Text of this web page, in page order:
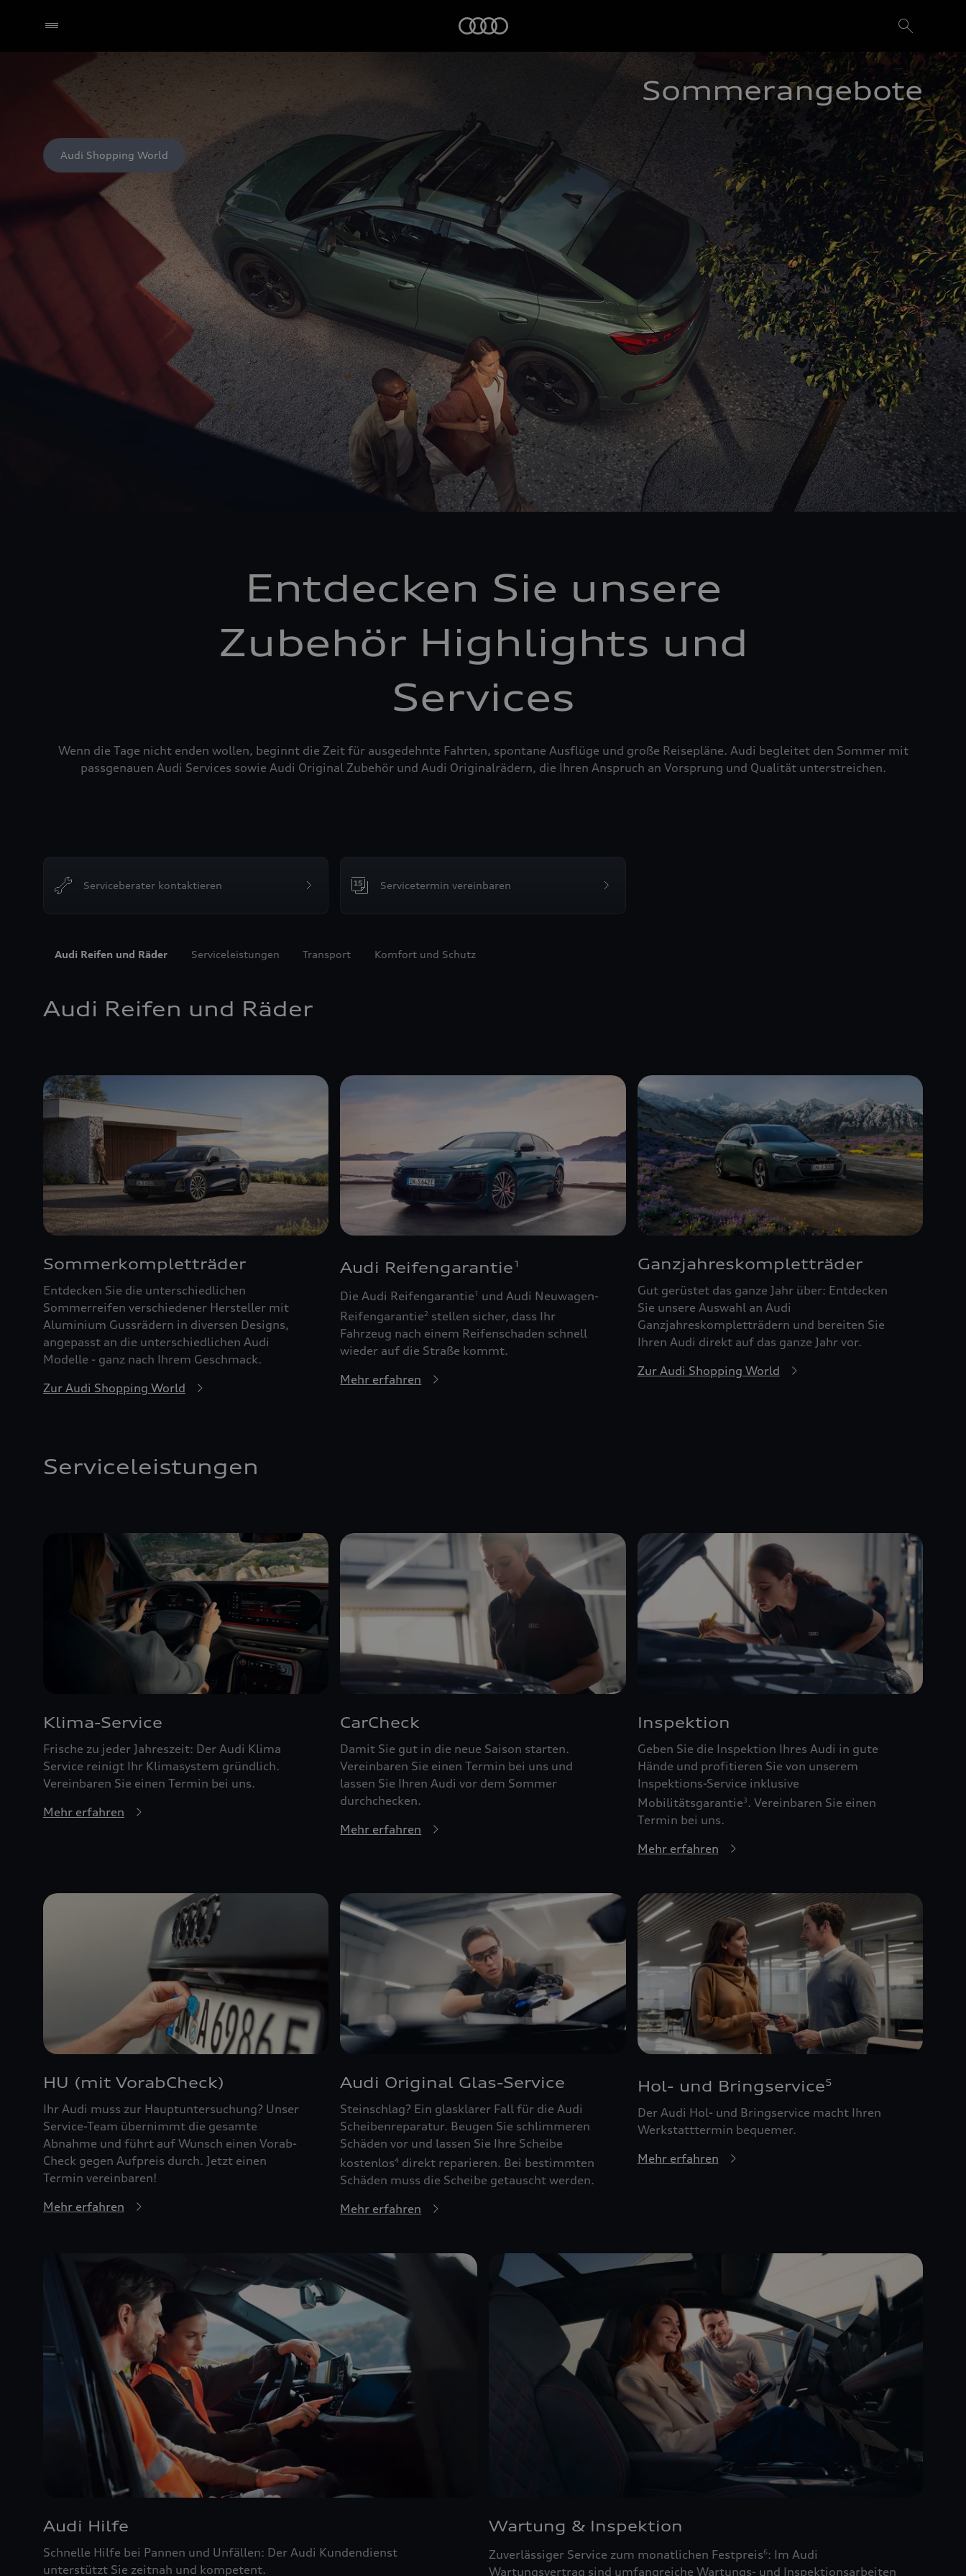
Sommerangebote
Audi Shopping World
Entdecken Sie unsere
Zubehör Highlights und
Services
Wenn die Tage nicht enden wollen, beginnt die Zeit für ausgedehnte Fahrten, spontane Ausflüge und große Reisepläne. Audi begleitet den Sommer mit
passgenauen Audi Services sowie Audi Original Zubehör und Audi Originalrädern, die Ihren Anspruch an Vorsprung und Qualität unterstreichen.
Serviceberater kontaktieren Servicetermin vereinbaren
Audi Reifen und Räder Serviceleistungen Transport Komfort und Schutz
Audi Reifen und Räder
Sommerkompletträder
Entdecken Sie die unterschiedlichen
Sommerreifen verschiedener Hersteller mit
Aluminium Gussrädern in diversen Designs,
angepasst an die unterschiedlichen Audi
Modelle - ganz nach Ihrem Geschmack.
Zur Audi Shopping World
Audi Reifengarantie 1
Die Audi Reifengarantie1
und Audi Neuwagen-
Reifengarantie2 stellen sicher, dass Ihr
Fahrzeug nach einem Reifenschaden schnell
wieder auf die Straße kommt.
Mehr erfahren
Ganzjahreskompletträder
Gut gerüstet das ganze Jahr über: Entdecken
Sie unsere Auswahl an Audi
Ganzjahreskompletträdern und bereiten Sie
Ihren Audi direkt auf das ganze Jahr vor.
Zur Audi Shopping World
Serviceleistungen
Klima-Service
Frische zu jeder Jahreszeit: Der Audi Klima
Service reinigt Ihr Klimasystem gründlich.
Vereinbaren Sie einen Termin bei uns.
Mehr erfahren
CarCheck
Damit Sie gut in die neue Saison starten.
Vereinbaren Sie einen Termin bei uns und
lassen Sie Ihren Audi vor dem Sommer
durchchecken.
Mehr erfahren
Inspektion
Geben Sie die Inspektion Ihres Audi in gute
Hände und profitieren Sie von unserem
Inspektions-Service inklusive
Mobilitätsgarantie3. Vereinbaren Sie einen
Termin bei uns.
Mehr erfahren
HU (mit VorabCheck)
Ihr Audi muss zur Hauptuntersuchung? Unser
Service-Team übernimmt die gesamte
Abnahme und führt auf Wunsch einen Vorab-
Check gegen Aufpreis durch. Jetzt einen
Termin vereinbaren!
Mehr erfahren
Audi Original Glas-Service
Steinschlag? Ein glasklarer Fall für die Audi
Scheibenreparatur. Beugen Sie schlimmeren
Schäden vor und lassen Sie Ihre Scheibe
kostenlos4 direkt reparieren. Bei bestimmten
Schäden muss die Scheibe getauscht werden.
Mehr erfahren
Hol- und Bringservice5
Der Audi Hol- und Bringservice macht Ihren
Werkstatttermin bequemer.
Mehr erfahren
Audi Hilfe
Schnelle Hilfe bei Pannen und Unfällen: Der Audi Kundendienst
unterstützt Sie zeitnah und kompetent.
Wartung & Inspektion
Zuverlässiger Service zum monatlichen Festpreis6: Im Audi
Wartungsvertrag sind umfangreiche Wartungs- und Inspektionsarbeiten